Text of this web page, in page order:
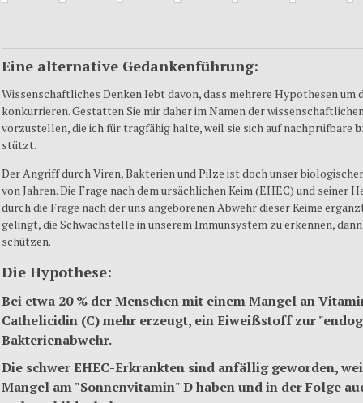
Eine alternative Gedankenführung:
Wissenschaftliches Denken lebt davon, dass mehrere Hypothesen um
konkurrieren. Gestatten Sie mirdaherim Namen der
vorzustellen, die ich für tragfähig halte, weil sie sich auf nachprüfbare
stützt.
Der Angriff durch Viren, Bakterien und Pilze ist doch unser
von Jahren. Die Frage nach dem ursächlichen Keim (EHEC) und seiner
durch die Frage nach der uns angeborenen Abwehr dieser Keime
gelingt, die Schwachstelle in unserem Immunsystem zu erkennen,
schützen.
Die Hypothese:
Bei etwa 20 % der Menschen mit einem Mangel an
Cathelicidin (C) mehr erzeugt, ein Eiweißstoff zur
Bakterienabwehr.
Die schwerEHEC-Erkrankten sind anfällig geworden,
Mangel am "Sonnenvitamin"Dhaben und in der Folge